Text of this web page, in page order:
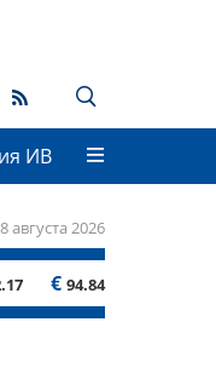
ИВ
8 августа 2026
€ 94.84